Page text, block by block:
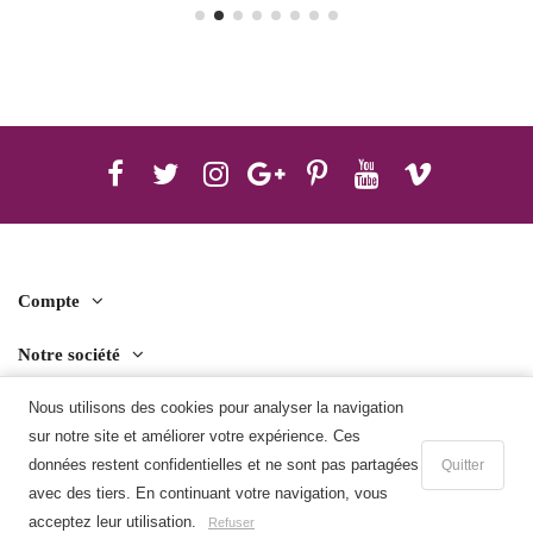
Nous utilisons des cookies pour analyser la navigation
sur notre site et améliorer votre expérience. Ces
données restent confidentielles et ne sont pas partagées
avec des tiers. En continuant votre navigation, vous
acceptez leur utilisation.
Refuser
Quitter
Ajouter au panier
Compte
Notre société
Contact us
Télécharger l'application mobile